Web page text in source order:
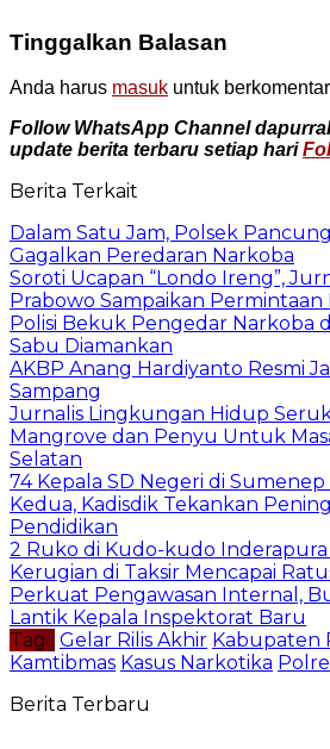
Tinggalkan Balasan
Anda harus masuk untuk
Follow WhatsApp Channel
update berita terbaru setiap hari
Berita Terkait
Dalam Satu Jam, Polsek
Gagalkan Peredaran Narkoba
Soroti Ucapan “Londo Ireng”,
Prabowo Sampaikan Permintaan
Polisi Bekuk Pengedar Narkoba
Sabu Diamankan
AKBP Anang Hardiyanto Resmi
Sampang
Jurnalis Lingkungan Hidup
Mangrove dan Penyu Untuk
Selatan
74 Kepala SD Negeri di
Kedua, Kadisdik Tekankan
Pendidikan
2 Ruko di Kudo-kudo
Kerugian di Taksir Mencapai
Perkuat Pengawasan Internal,
Lantik Kepala Inspektorat Baru
Tag : Gelar Rilis Akhir Kabupaten
Kamtibmas Kasus Narkotika
Berita Terbaru